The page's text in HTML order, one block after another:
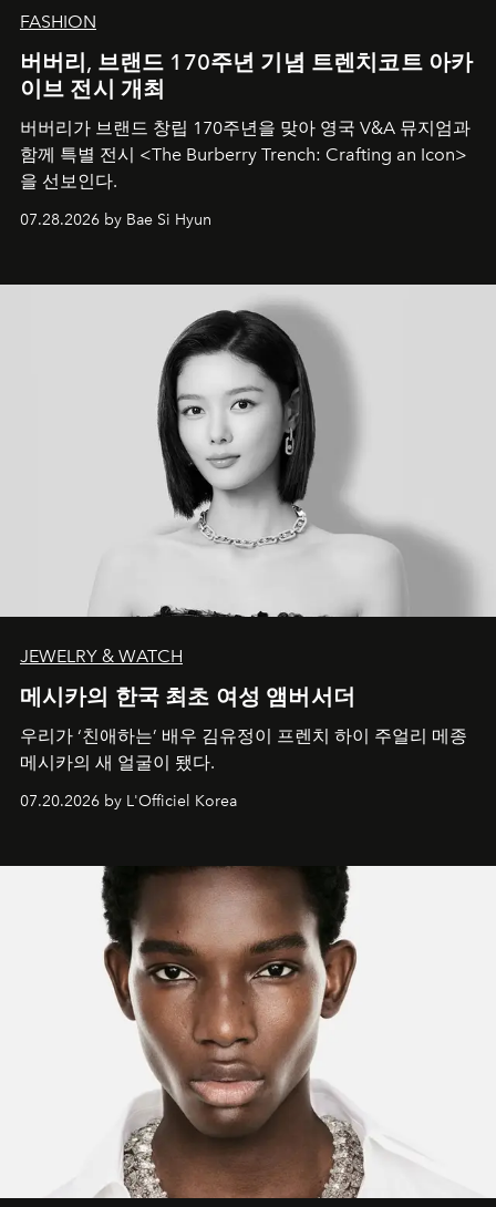
FASHION
버버리, 브랜드 170주년 기념 트렌치코트 아카
이브 전시 개최
버버리가 브랜드 창립 170주년을 맞아 영국 V&A 뮤지엄과
함께 특별 전시 <The Burberry Trench: Crafting an Icon>
을 선보인다.
07.28.2026 by Bae Si Hyun
JEWELRY & WATCH
메시카의 한국 최초 여성 앰버서더
우리가 ‘친애하는’ 배우 김유정이 프렌치 하이 주얼리 메종
메시카의 새 얼굴이 됐다.
07.20.2026 by L'Officiel Korea